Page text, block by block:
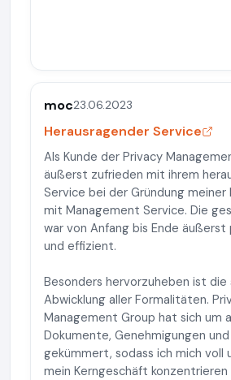
moc23.06.2023
Herausragender Service
Als Kunde der Privacy
äußerst zufrieden mit ihrem
Service bei der Gründung meiner
mit Management Service. Die
war von Anfang bis Ende äußerst
und effizient.
Besonders hervorzuheben ist die
Abwicklung aller Formalitäten.
Management Group hat sich um
Dokumente, Genehmigungen
gekümmert, sodass ich mich voll
mein Kerngeschäft konzentrieren